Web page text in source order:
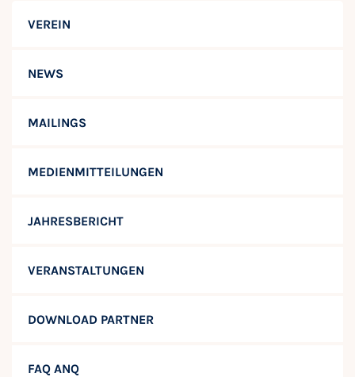
VEREIN
NEWS
MAILINGS
MEDIENMITTEILUNGEN
JAHRESBERICHT
VERANSTALTUNGEN
DOWNLOAD PARTNER
FAQ ANQ